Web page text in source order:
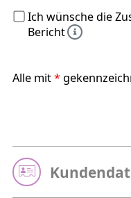
Ich wünsche die
Bericht
Alle mit*